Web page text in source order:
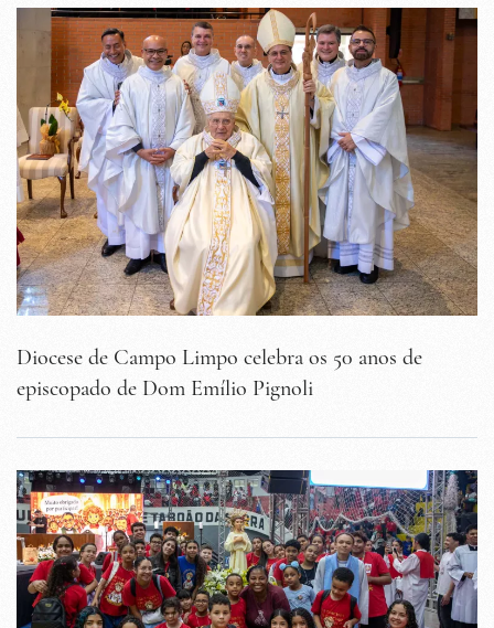
Diocese de Campo Limpo celebra os 50 anos de
episcopado de Dom Emílio Pignoli